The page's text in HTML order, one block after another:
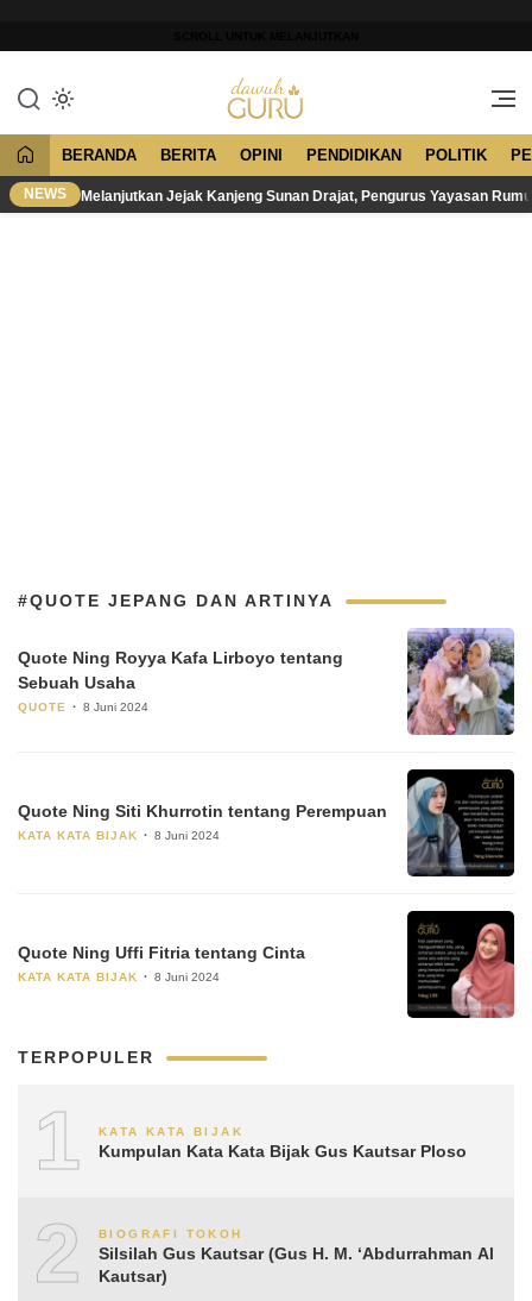
konten
Dawuh Guru
Merawat Tradisi, Membangun
BERANDA BERITA OPINI PENDIDIKAN POLITIK
NEWS Melanjutkan Jejak Kanjeng Sunan Drajat, Pengurus Yayasan
#QUOTE JEPANG DAN ARTINYA
Quote Ning Royya Kafa Lirboyo tentang
Sebuah Usaha
QUOTE 8 Juni 2024
Quote Ning Siti Khurrotin tentang Perempuan
KATA KATA BIJAK 8 Juni 2024
Quote Ning Uffi Fitria tentang Cinta
KATA KATA BIJAK 8 Juni 2024
TERPOPULER
1 KATA KATA BIJAK
Kumpulan Kata Kata Bijak Gus Kautsar Ploso
2 BIOGRAFI TOKOH
Silsilah Gus Kautsar (Gus H. M. ‘Abdurrahman Al
Kautsar)